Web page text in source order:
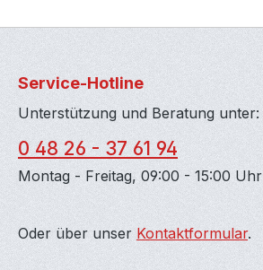
Service-Hotline
Unterstützung und Beratung unter:
0 48 26 - 37 61 94
Montag - Freitag, 09:00 - 15:00 Uhr
Oder über unser Kontaktformular.